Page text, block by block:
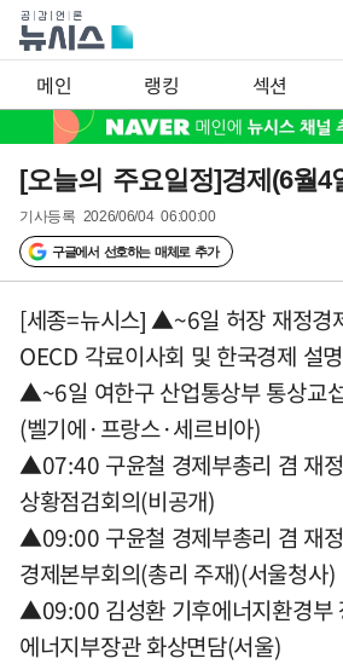
메인 랭킹 섹션
[오늘의 주요일정]경제(6월4
기사등록 2026/06/04 06:00:00
구글에서 선호하는 매체로 추가
[세종=뉴시스] ▲~6일 허장 재정경
OECD 각료이사회 및 한국경제 설
▲~6일 여한구 산업통상부 통상교
(벨기에·프랑스·세르비아)
▲07:40 구윤철 경제부총리 겸 재
상황점검회의(비공개)
▲09:00 구윤철 경제부총리 겸 재
경제본부회의(총리 주재)(서울청사)
▲09:00 김성환 기후에너지환경부
에너지부장관 화상면담(서울)